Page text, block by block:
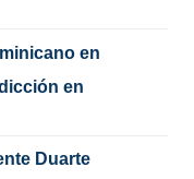
en
en
Duarte